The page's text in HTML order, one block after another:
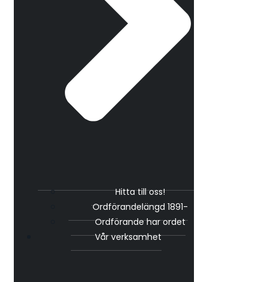
Hitta till oss!
Ordförandelängd 1891-
Ordförande har ordet
Vår verksamhet